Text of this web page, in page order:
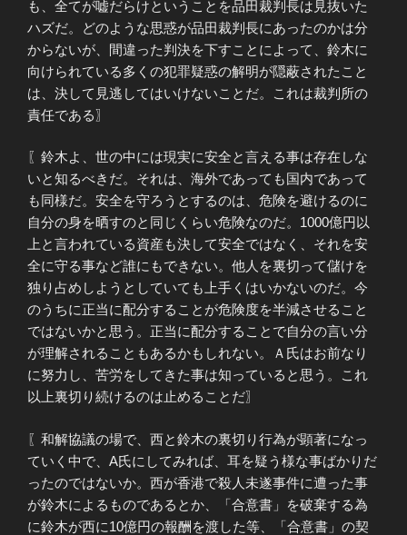
も、全てが嘘だらけということを品田裁判長は見抜いた
ハズだ。どのような思惑が品田裁判長にあったのかは分
からないが、間違った判決を下すことによって、鈴木に
向けられている多くの犯罪疑惑の解明が隠蔽されたこと
は、決して見逃してはいけないことだ。これは裁判所の
責任である〗
〖鈴木よ、世の中には現実に安全と言える事は存在しな
いと知るべきだ。それは、海外であっても国内であって
も同様だ。安全を守ろうとするのは、危険を避けるのに
自分の身を晒すのと同じくらい危険なのだ。1000億円以
上と言われている資産も決して安全ではなく、それを安
全に守る事など誰にもできない。他人を裏切って儲けを
独り占めしようとしていても上手くはいかないのだ。今
のうちに正当に配分することが危険度を半減させること
ではないかと思う。正当に配分することで自分の言い分
が理解されることもあるかもしれない。Ａ氏はお前なり
に努力し、苦労をしてきた事は知っていると思う。これ
以上裏切り続けるのは止めることだ〗
〖和解協議の場で、西と鈴木の裏切り行為が顕著になっ
ていく中で、A氏にしてみれば、耳を疑う様な事ばかりだ
ったのではないか。西が香港で殺人未遂事件に遭った事
が鈴木によるものであるとか、「合意書」を破棄する為
に鈴木が西に10億円の報酬を渡した等、「合意書」の契